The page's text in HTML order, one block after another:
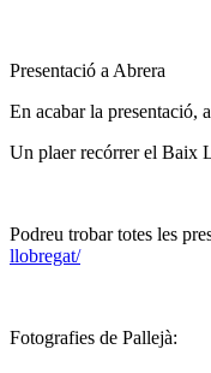
Presentació a Abrera
En acabar la presentació,
Un plaer recórrer el Baix
Podreu trobar totes les
llobregat/
Fotografies de Pallejà: